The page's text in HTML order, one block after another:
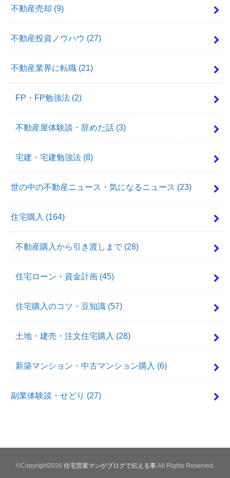
不動産売却 (9)
不動産投資ノウハウ (27)
不動産業界に転職 (21)
FP・FP勉強法 (2)
不動産屋体験談・辞めた話 (3)
宅建・宅建勉強法 (8)
世の中の不動産ニュース・気になるニュース (23)
住宅購入 (164)
不動産購入から引き渡しまで (28)
住宅ローン・資金計画 (45)
住宅購入のコツ・豆知識 (57)
土地・建売・注文住宅購入 (28)
新築マンション・中古マンション購入 (6)
副業体験談・せどり (27)
©Copyright2026 住宅営業マンがブログで伝える事.All Rights Reserved.